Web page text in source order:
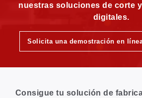
nuestras soluciones de corte
digitales.
Solicita una demostración en
Consigue tu solución de